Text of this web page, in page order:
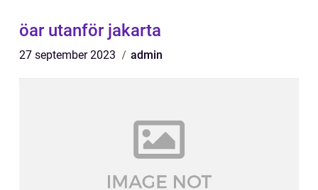
öar utanför jakarta
27 september 2023 admin